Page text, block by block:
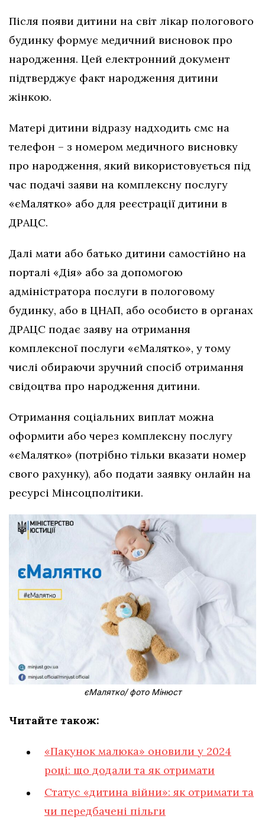
Після появи дитини на світ лікар пологового
будинку формує медичний висновок про
народження. Цей електронний документ
підтверджує факт народження дитини
жінкою.
Матері дитини відразу надходить смс на
телефон – з номером медичного висновку
про народження, який використовується під
час подачі заяви на комплексну послугу
«єМалятко» або для реєстрації дитини в
ДРАЦС.
Далі мати або батько дитини самостійно на
порталі «Дія» або за допомогою
адміністратора послуги в пологовому
будинку, або в ЦНАП, або особисто в органах
ДРАЦС подає заяву на отримання
комплексної послуги «єМалятко», у тому
числі обираючи зручний спосіб отримання
свідоцтва про народження дитини.
Отримання соціальних виплат можна
оформити або через комплексну послугу
«єМалятко» (потрібно тільки вказати номер
свого рахунку), або подати заявку онлайн на
ресурсі Мінсоцполітики.
єМалятко/ фото Мінюст
Читайте також:
«Пакунок малюка» оновили у 2024
році: що додали та як отримати
Статус «дитина війни»: як отримати та
чи передбачені пільги